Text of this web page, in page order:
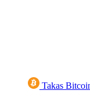
Takas